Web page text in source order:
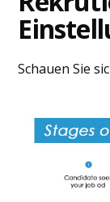
Schauen Sie